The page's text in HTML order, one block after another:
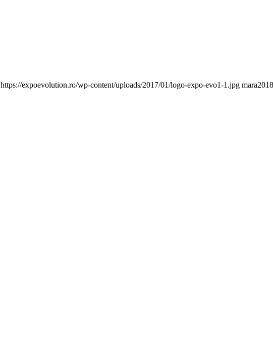
https://expoevolution.ro/wp-content/uploads/2017/01/logo-expo-evo1-1.jpg mara